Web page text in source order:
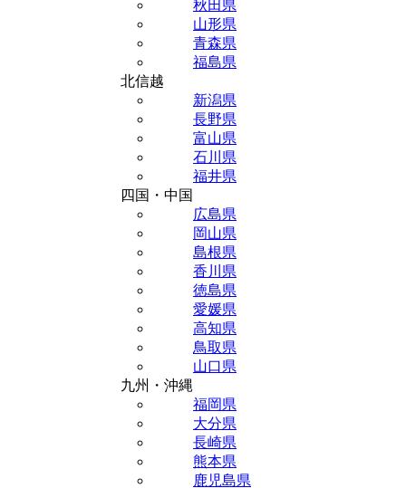
秋田県
山形県
青森県
福島県
北信越
新潟県
長野県
富山県
石川県
福井県
四国・中国
広島県
岡山県
島根県
香川県
徳島県
愛媛県
高知県
鳥取県
山口県
九州・沖縄
福岡県
大分県
長崎県
熊本県
鹿児島県